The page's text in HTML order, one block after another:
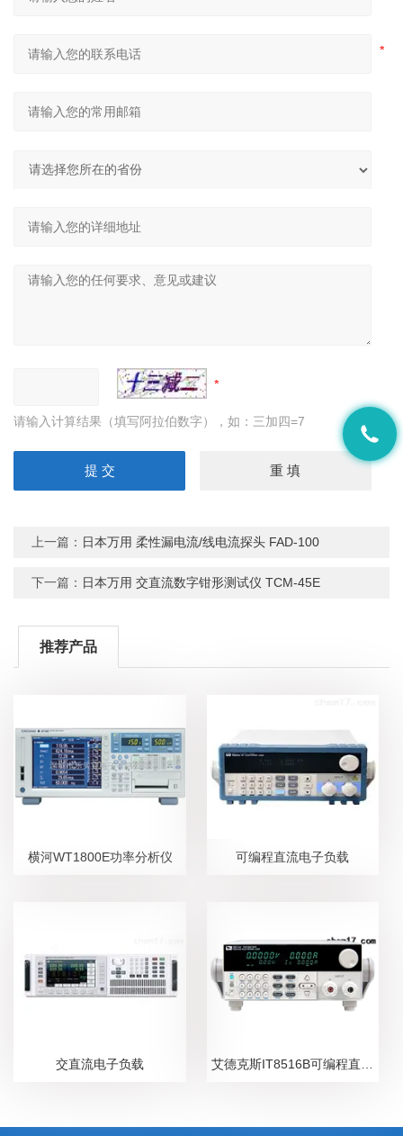
请输入计算结果（填写阿拉伯数字），如：三加四=7
上一篇： 日本万用 柔性漏电流/线电流探头 FAD-100
下一篇： 日本万用 交直流数字钳形测试仪 TCM-45E
推荐产品
横河WT1800E功率分析仪 可编程直流电子负载
交直流电子负载